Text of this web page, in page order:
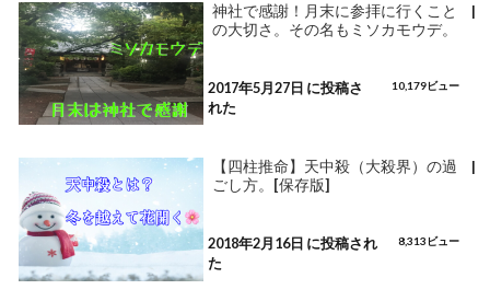
神社で感謝！月末に参拝に行くこと
の大切さ。その名もミソカモウデ。
10,179ビュー
|
2017年5月27日 に投稿さ
れた
【四柱推命】天中殺（大殺界）の過
ごし方。[保存版]
8,313ビュー
|
2018年2月16日 に投稿され
た